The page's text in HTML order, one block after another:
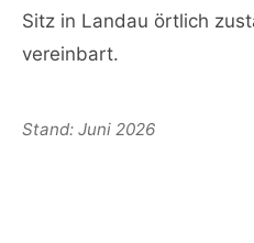
Sitz in Landau örtlich
vereinbart.
Stand: Juni 2026